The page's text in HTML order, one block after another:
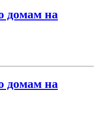
домам на
домам на